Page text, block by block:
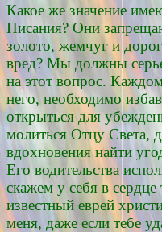
Какое же значение
Писания? Они
золото, жемчуг и
вред? Мы должны
на этот вопрос.
него, необходимо
открыться для
молиться Отцу
вдохновения найти
Его водительства
скажем у себя в сердце
известный еврей
меня, даже если тебе